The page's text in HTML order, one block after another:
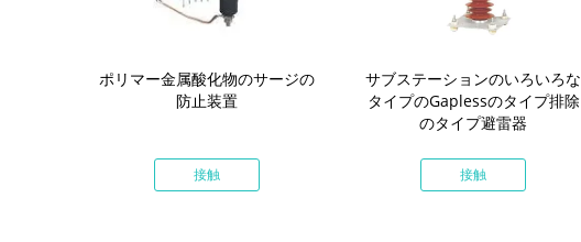
ポリマー金属酸化物のサージの
防止装置
接触
サブステーションのいろいろな
タイプのGaplessのタイプ排除
のタイプ避雷器
接触